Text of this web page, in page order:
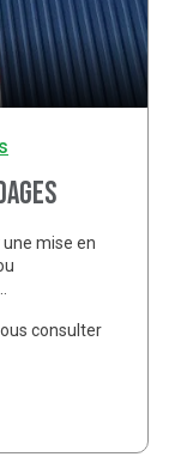
mise en
consulter